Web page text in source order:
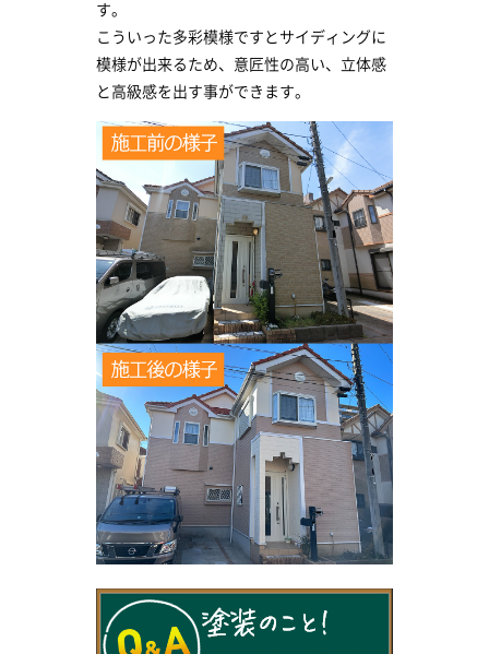
す。
こういった多彩模様ですとサイディングに
模様が出来るため、意匠性の高い、立体感
と高級感を出す事ができます。